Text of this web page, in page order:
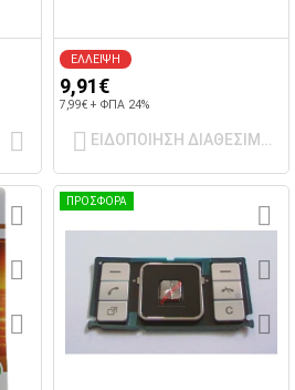
ΕΛΛΕΙΨΗ
9,91€
7,99€ + ΦΠΑ 24%
ΕΙΔΟΠΟΙΗΣΗ
ΠΡΟΣΦΟΡΑ